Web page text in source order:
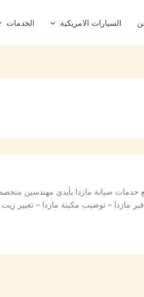
السيارات الامريكية الخدمات
خدمات صيانة مازدا بأيدي مهندسين
مازدا – توضيب مكينة مازدا – تغيير